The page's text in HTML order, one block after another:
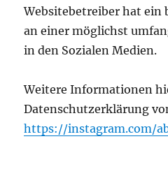
Websitebetreiber hat ein
an einer möglichst
in den Sozialen Medien.
Weitere Informationen
Datenschutzerklärung
https://instagram.com/